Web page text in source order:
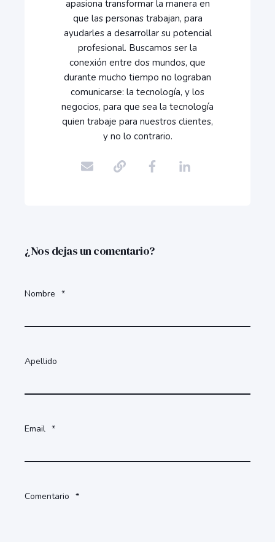
apasiona transformar la manera en
que las personas trabajan, para
ayudarles a desarrollar su potencial
profesional. Buscamos ser la
conexión entre dos mundos, que
durante mucho tiempo no lograban
comunicarse: la tecnología, y los
negocios, para que sea la tecnología
quien trabaje para nuestros clientes,
y no lo contrario.
¿Nos dejas un comentario?
Nombre *
Apellido
Email *
Comentario *